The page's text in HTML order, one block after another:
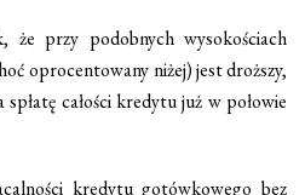
że przy podobnych wysokościach
oprocentowany niżej) jest droższy,
spłatę całości kredytu już w połowie
kredytu gotówkowego bez